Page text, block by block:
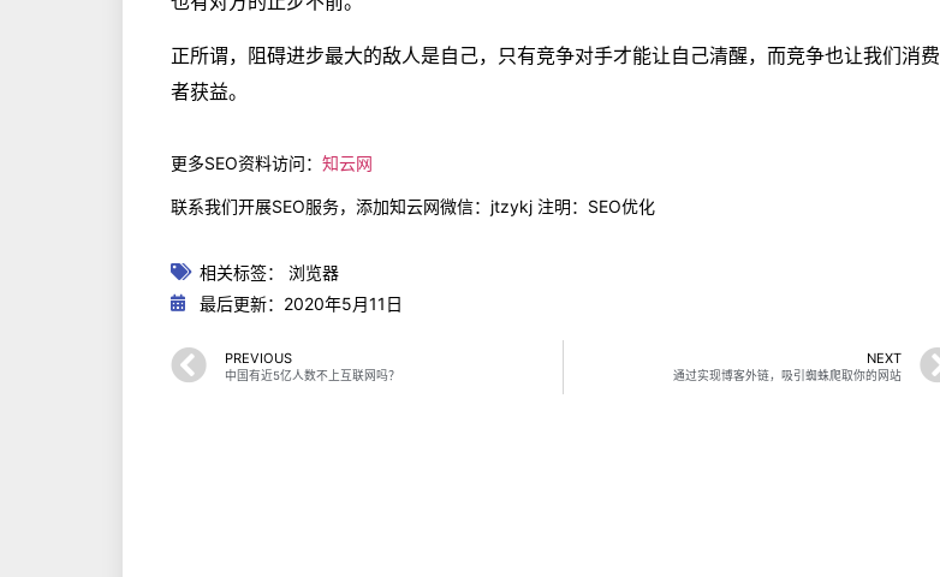
正所谓，阻碍进步最大的敌人是自己，只有竞争对手才能让自己清醒，而竞争也让我们消费
者获益。
更多SEO资料访问： 知云网
联系我们开展SEO服务，添加知云网微信：jtzykj 注明：SEO优化
相关标签：
浏览器
最后更新：2020年5月11日
PREVIOUS
中国有近5亿人数不上互联网吗？
NEXT
通过实现博客外链，吸引蜘蛛爬取你的网站